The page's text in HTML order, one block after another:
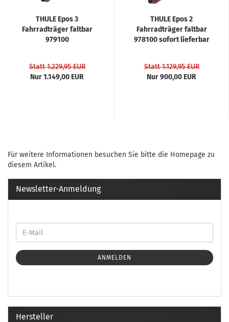
THULE Epos 3
Fahrradträger faltbar
979100
Statt 1.229,95 EUR
Nur 1.149,00 EUR
THULE Epos 2
Fahrradträger faltbar
978100 sofort lieferbar
Statt 1.129,95 EUR
Nur 900,00 EUR
Für weitere Informationen besuchen Sie bitte die Homepage zu
diesem Artikel.
Newsletter-Anmeldung
ANMELDEN
Hersteller